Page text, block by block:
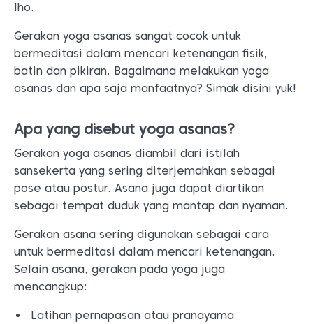
lho.
Gerakan yoga asanas sangat cocok untuk
bermeditasi dalam mencari ketenangan fisik,
batin dan pikiran. Bagaimana melakukan yoga
asanas dan apa saja manfaatnya? Simak disini yuk!
Apa yang disebut yoga asanas?
Gerakan yoga asanas diambil dari istilah
sansekerta yang sering diterjemahkan sebagai
pose atau postur. Asana juga dapat diartikan
sebagai tempat duduk yang mantap dan nyaman.
Gerakan asana sering digunakan sebagai cara
untuk bermeditasi dalam mencari ketenangan.
Selain asana, gerakan pada yoga juga
mencangkup:
Latihan pernapasan atau pranayama